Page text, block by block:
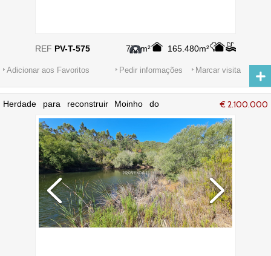
778m² 165.480m²
REF PV-T-575
Adicionar aos Favoritos Marcar visita
Pedir informações
€ 2.100.000
Herdade para reconstruir Moinho do